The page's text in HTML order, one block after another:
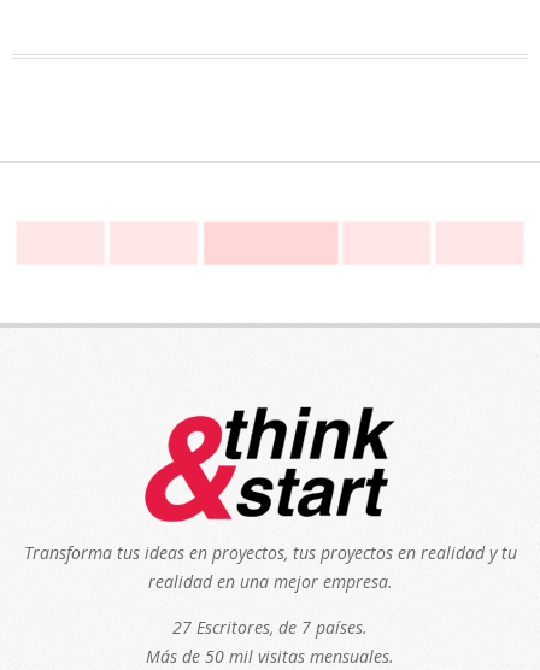
Transforma tus ideas en proyectos, tus proyectos en realidad y tu
realidad en una mejor empresa.
27 Escritores, de 7 países.
Más de 50 mil visitas mensuales.